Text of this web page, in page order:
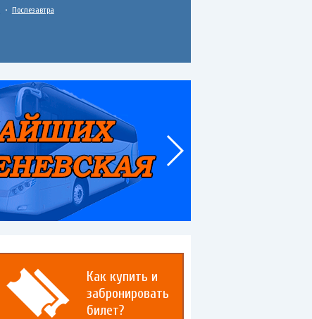
• Послезавтра
Как купить и
забронировать
билет?